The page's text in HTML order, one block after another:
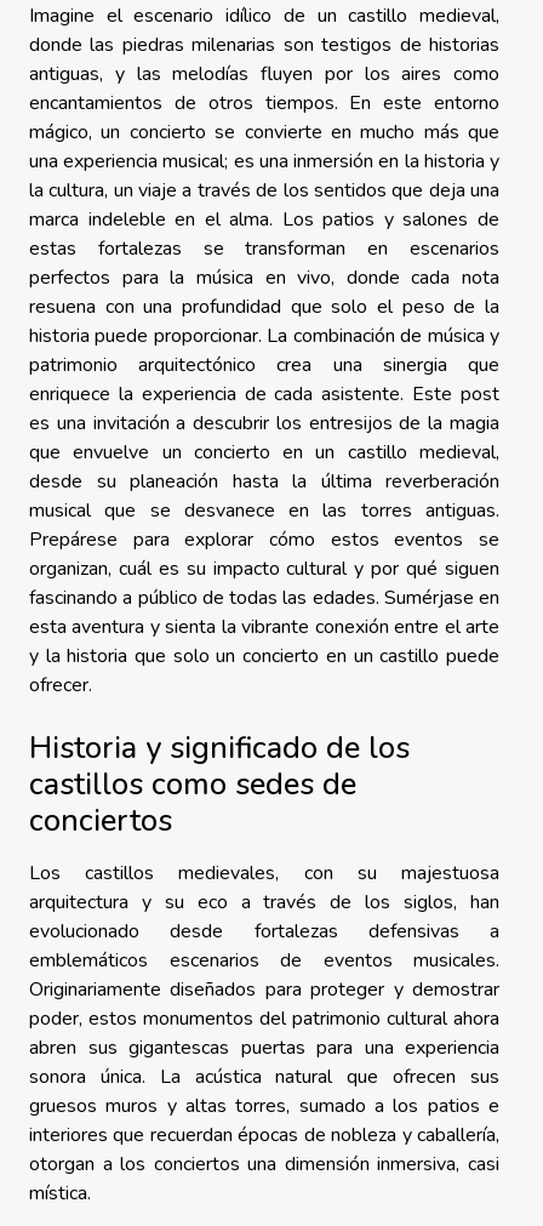
Imagine el escenario idílico de un castillo medieval,
donde las piedras milenarias son testigos de historias
antiguas, y las melodías fluyen por los aires como
encantamientos de otros tiempos. En este entorno
mágico, un concierto se convierte en mucho más que
una experiencia musical; es una inmersión en la historia y
la cultura, un viaje a través de los sentidos que deja una
marca indeleble en el alma. Los patios y salones de
estas fortalezas se transforman en escenarios
perfectos para la música en vivo, donde cada nota
resuena con una profundidad que solo el peso de la
historia puede proporcionar. La combinación de música y
patrimonio arquitectónico crea una sinergia que
enriquece la experiencia de cada asistente. Este post
es una invitación a descubrir los entresijos de la magia
que envuelve un concierto en un castillo medieval,
desde su planeación hasta la última reverberación
musical que se desvanece en las torres antiguas.
Prepárese para explorar cómo estos eventos se
organizan, cuál es su impacto cultural y por qué siguen
fascinando a público de todas las edades. Sumérjase en
esta aventura y sienta la vibrante conexión entre el arte
y la historia que solo un concierto en un castillo puede
ofrecer.
Historia y significado de los
castillos como sedes de
conciertos
Los castillos medievales, con su majestuosa
arquitectura y su eco a través de los siglos, han
evolucionado desde fortalezas defensivas a
emblemáticos escenarios de eventos musicales.
Originariamente diseñados para proteger y demostrar
poder, estos monumentos del patrimonio cultural ahora
abren sus gigantescas puertas para una experiencia
sonora única. La acústica natural que ofrecen sus
gruesos muros y altas torres, sumado a los patios e
interiores que recuerdan épocas de nobleza y caballería,
otorgan a los conciertos una dimensión inmersiva, casi
mística.